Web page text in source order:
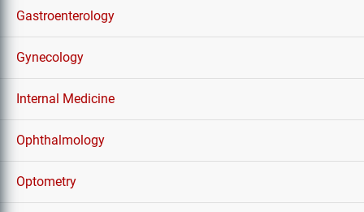
Gastroenterology
Gynecology
Internal Medicine
Ophthalmology
Optometry